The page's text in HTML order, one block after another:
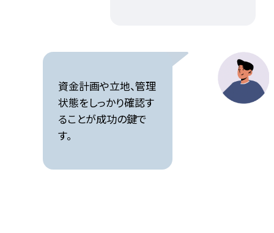
資金計画や立地、管理
状態をしっかり確認す
ることが成功の鍵で
す。